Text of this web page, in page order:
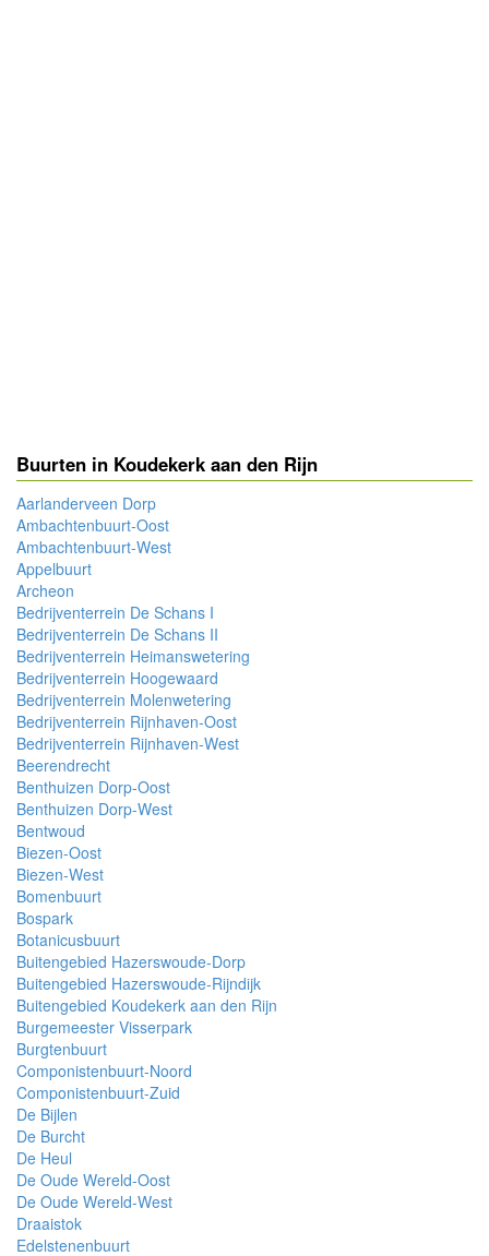
Buurten in Koudekerk aan den Rijn
Aarlanderveen Dorp
Ambachtenbuurt-Oost
Ambachtenbuurt-West
Appelbuurt
Archeon
Bedrijventerrein De Schans I
Bedrijventerrein De Schans II
Bedrijventerrein Heimanswetering
Bedrijventerrein Hoogewaard
Bedrijventerrein Molenwetering
Bedrijventerrein Rijnhaven-Oost
Bedrijventerrein Rijnhaven-West
Beerendrecht
Benthuizen Dorp-Oost
Benthuizen Dorp-West
Bentwoud
Biezen-Oost
Biezen-West
Bomenbuurt
Bospark
Botanicusbuurt
Buitengebied Hazerswoude-Dorp
Buitengebied Hazerswoude-Rijndijk
Buitengebied Koudekerk aan den Rijn
Burgemeester Visserpark
Burgtenbuurt
Componistenbuurt-Noord
Componistenbuurt-Zuid
De Bijlen
De Burcht
De Heul
De Oude Wereld-Oost
De Oude Wereld-West
Draaistok
Edelstenenbuurt